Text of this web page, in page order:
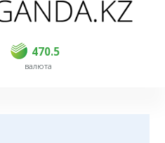
470.5
468.5 470.5
валюта